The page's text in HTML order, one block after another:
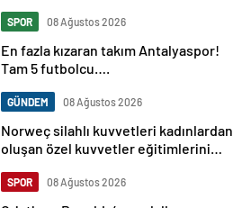
SPOR 08 Ağustos 2026
En fazla kızaran takım Antalyaspor!
Tam 5 futbolcu….
GÜNDEM 08 Ağustos 2026
Norweç silahlı kuvvetleri kadınlardan
oluşan özel kuvvetler eğitimlerini
SPOR 08 Ağustos 2026